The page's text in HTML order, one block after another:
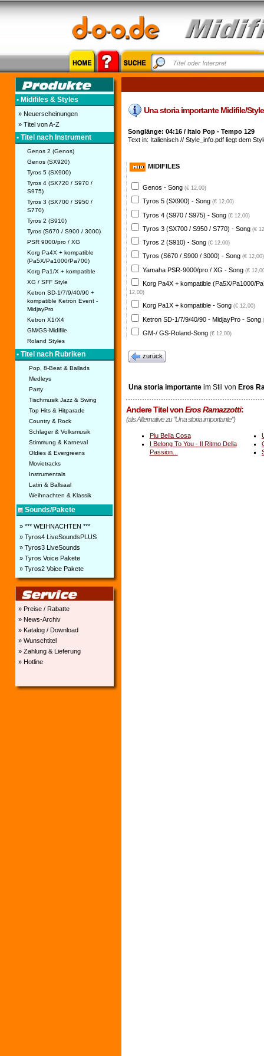
• Midifiles & Styles
» Neuerscheinungen
» Titel von A-Z
• Titel nach Instrument
Genos 2 (Genos)
Genos (SX920)
Tyros 5 (SX900)
Tyros 4 (SX720 / S970 /
S975)
Tyros 3 (SX700 / S950 /
S770)
Tyros 2 (S910)
Tyros (S670 / S900 / 3000)
PSR 9000/pro / XG
Korg Pa4X + kompatible
(Pa5X/Pa1000/Pa700)
Korg Pa1/X + kompatible
XG / SFF Style
Ketron SD-1/7/9/40/90 +
kompatible Ketron Event -
MidjayPro
Ketron X1/X4
GM/GS-Midifile
Roland Styles
• Titel nach Rubriken
Pop, 8-Beat & Ballads
Medleys
Party
Tischmusik Jazz & Swing
Top Hits & Hitparade
Country & Rock
Schlager & Volksmusik
Stimmung & Karneval
Oldies & Evergreens
Movietracks
Instrumentals
Latin & Ballsaal
Weihnachten & Klassik
Sounds/Pakete
» *** WEIHNACHTEN ***
» Tyros4 LiveSoundsPLUS
» Tyros3 LiveSounds
» Tyros Voice Pakete
» Tyros2 Voice Pakete
» Preise / Rabatte
» News-Archiv
» Katalog / Download
» Wunschtitel
» Zahlung & Lieferung
» Hotline
Una storia importante Midifile/
Songlänge: 04:16 / Italo Pop - Tempo 129
Text in: Italienisch // Style_info.pdf liegt dem
MIDIFILES
Genos - Song (€ 12,00)
Tyros 5 (SX900) - Song (€ 12,00)
Tyros 4 (S970 / S975) - Song (€ 12,00)
Tyros 3 (SX700 / S950 / S770) - Song (€
Tyros 2 (S910) - Song (€ 12,00)
Tyros (S670 / S900 / 3000) - Song (€ 12,00)
Yamaha PSR-9000/pro / XG - Song (€
Korg Pa4X + kompatible (Pa5X/Pa1000/
12,00)
Korg Pa1X + kompatible - Song (€ 12,00)
Ketron SD-1/7/9/40/90 - MidjayPro - Song
GM-/ GS-Roland-Song (€ 12,00)
zurück
Una storia importanteim Stil von Eros
Andere Titel vonEros Ramazzotti:
(als Alternative zu "Una storia importante")
Piu Bella Cosa
I Belong To You - Il Ritmo Della
Passion...